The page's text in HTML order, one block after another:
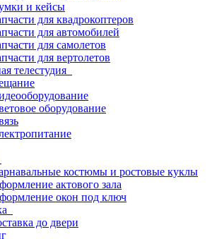
и кейсы
для квадрокоптеров
для автомобилей
для самолетов
для вертолетов
телестудия
оборудование
костюмы и ростовые куклы
актового зала
окон под ключ
до двери